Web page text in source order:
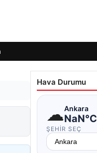
Hava Durumu
☁Ankara
NaN°C
ŞEHIR SEÇ